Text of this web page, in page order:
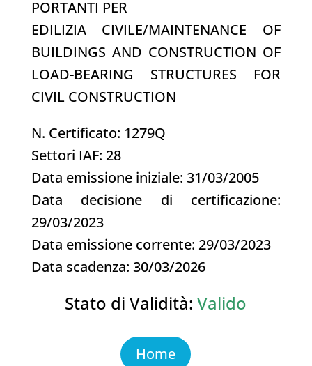
PORTANTI PER
EDILIZIA CIVILE/MAINTENANCE OF
BUILDINGS AND CONSTRUCTION OF
LOAD-BEARING STRUCTURES FOR
CIVIL CONSTRUCTION
N. Certificato: 1279Q
Settori IAF: 28
Data emissione iniziale: 31/03/2005
Data decisione di certificazione:
29/03/2023
Data emissione corrente: 29/03/2023
Data scadenza: 30/03/2026
Stato di Validità:Valido
Home